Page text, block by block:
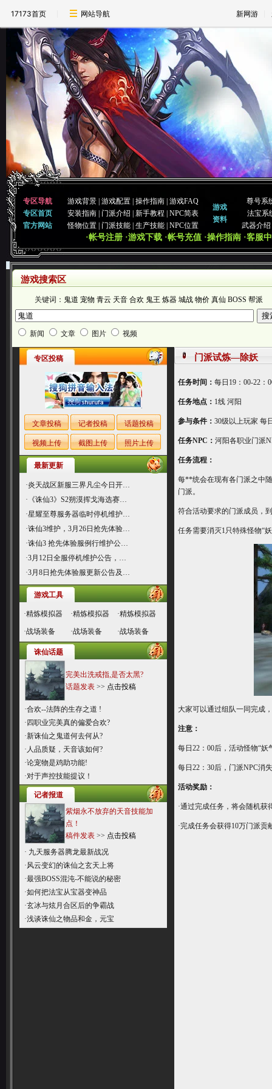
17173首页 网站导航 新网游
专区导航
专区首页
官方网站
游戏背景 |游戏配置 |操作指南 |游戏FAQ
安装指南
门派介绍 |新手教程 |NPC简表
怪物位置
门派技能 |生产技能 |NPC位置
游戏
资料
尊号系
法宝系
武器介绍
·帐号注册 ·游戏下载 ·帐号充值 ·操作指南 ·客服
游戏搜索区
关键词： 鬼道 宠物 青云 天音 合欢 鬼王 炼器 城战 物价 真仙 BOSS 帮派
新闻 文章 图片 视频
专区投稿
文章投稿 记者投稿 话题投稿
视频上传 截图上传 照片上传
最新更新
·炎天战区新服三界凡尘今日开…
· 《诛仙3》S2朔漠挥戈海选赛…
·星耀至尊服务器临时停机维护…
·诛仙3维护，3月26日抢先体验…
·诛仙3 抢先体验服例行维护公…
·3月12日全服停机维护公告，…
·3月8日抢先体验服更新公告及…
游戏工具
·精炼模拟器 ·精炼模拟器 ·精炼模拟器
·战场装备 ·战场装备 ·战场装备
诛仙话题
完美出洗戒指,是否太黑?
话题发表>> 点击投稿
·合欢--法阵的生存之道 !
· 四职业完美真的偏爱合欢?
·新诛仙之鬼道何去何从?
· 人品质疑，天音该如何?
·论宠物是鸡助功能!
·对于声控技能提议！
记者报道
紫烟永不放弃的天音技能加
点！
稿件发表>> 点击投稿
· 九天服务器腾龙最新战况
·风云变幻的诛仙之玄天上将
·最强BOSS混沌-不能说的秘密
·如何把法宝从宝器变神品
·玄冰与炫月合区后的争霸战
·浅谈诛仙之物品和金，元宝
门派试炼—除妖
任务时间：每日19：00-22：
任务地点： 1线 河阳
参与条件：30级以上玩家 每
任务NPC ：河阳各职业门派
任务流程：
每**统会在现有各门派之中
门派。
符合活动要求的门派成员，
任务需要消灭1只特殊怪物“
大家可以通过组队一同完成
注意：
每日22：00后，活动怪物“
每日22：30后，门派NPC消
活动奖励：
·通过完成任务，将会随机获
·完成任务会获得10万门派贡